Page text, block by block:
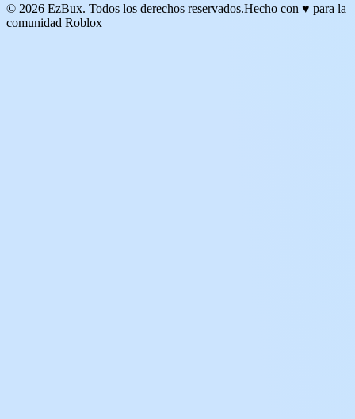
© 2026 EzBux. Todos los derechos reservados.Hecho con ♥ para la
comunidad Roblox